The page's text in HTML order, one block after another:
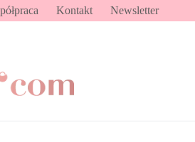
Kontakt Newsletter